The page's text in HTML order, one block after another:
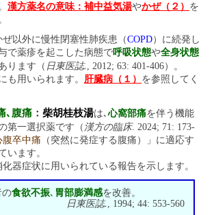
漢方薬名の意味：補中益気湯やかぜ（２） を
ぜ以外に慢性閉塞性肺疾患（COPD）に続発し
で薬疹を起こした病態で呼吸状態や全身状態
ります（ 日東医誌.
, 2012; 63: 401-406）。
用いられます。 肝臓病（１） を参照してく
､腹痛 ： 柴胡桂枝湯は､ 心窩部痛を伴う機能
第一選択薬です（ 漢方の臨床. 2024; 71: 173-
腹卒中痛 （突然に発症する腹痛）」に適応す
います。
化器症状に用いられている報告を示します。
の食欲不振､ 胃部膨満感を改善。
日東医誌. , 1994; 44: 553-560